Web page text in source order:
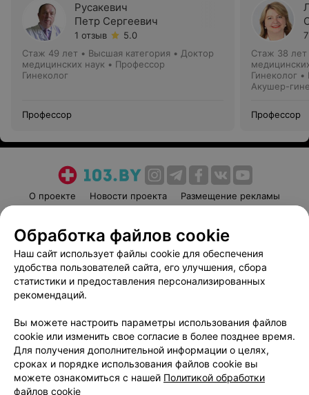
Русакевич
Петр Сергеевич
1 отзыв
5.0
Стаж 49 лет • Высшая категория • Доктор
медицинских наук • Профессор
Гинеколог
Профессор
Стаж 38 лет
Гинеколог
Акушер-
Профессор
О проекте Новости проекта
Размещение рекламы
Пользовательское соглашение
Способы оплаты
Вакансии
Партнеры
Написать руководителю 103.by
Обработка персональных данных
Обработка файлов cookie
Наш сайт использует файлы cookie для обеспечения
удобства пользователей сайта, его улучшения, сбора
статистики и предоставления персонализированных
рекомендаций.
Вы можете настроить параметры использования файлов
cookie или изменить свое согласие в более позднее время.
Для получения дополнительной информации о целях,
сроках и порядке использования файлов cookie вы
можете ознакомиться с нашей Политикой обработки
файлов cookie